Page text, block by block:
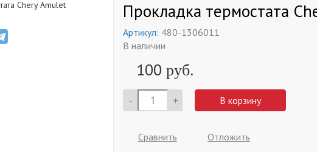
Прокладка термостата
Артикул: 480-1306011
В наличии
100 руб.
- + В корзину
Сравнить Отложить